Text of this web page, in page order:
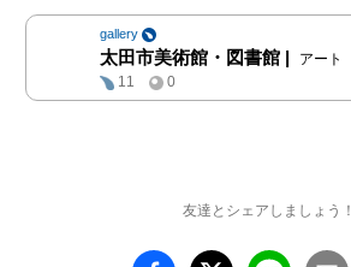
景や人の営みを眺め、人
の話に耳を傾け、28作目
となる《演劇クエスト町
場のメリヤス》＊を創作
回のリサーチによって見
が並びます。本展が、あ
gallery
太田市美術館・図書館 |
アート
11
0
友達とシェアしましょう！